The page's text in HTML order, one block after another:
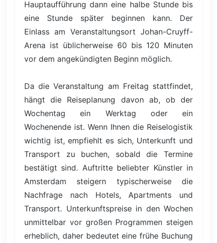
Hauptaufführung dann eine halbe Stunde bis
eine Stunde später beginnen kann. Der
Einlass am Veranstaltungsort Johan-Cruyff-
Arena ist üblicherweise 60 bis 120 Minuten
vor dem angekündigten Beginn möglich.
Da die Veranstaltung am Freitag stattfindet,
hängt die Reiseplanung davon ab, ob der
Wochentag ein Werktag oder ein
Wochenende ist. Wenn Ihnen die Reiselogistik
wichtig ist, empfiehlt es sich, Unterkunft und
Transport zu buchen, sobald die Termine
bestätigt sind. Auftritte beliebter Künstler in
Amsterdam steigern typischerweise die
Nachfrage nach Hotels, Apartments und
Transport. Unterkunftspreise in den Wochen
unmittelbar vor großen Programmen steigen
erheblich, daher bedeutet eine frühe Buchung